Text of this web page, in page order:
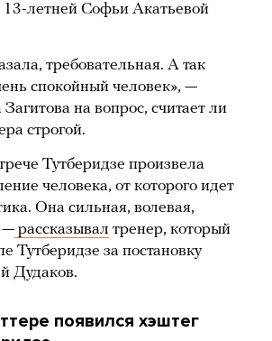
13-летней Софьи Акатьевой
требовательная. А так
спокойный человек», —
на вопрос, считает ли
строгой.
Тутберидзе произвела
человека, от которого идет
Она сильная, волевая,
— рассказывал тренер, который
Тутберидзе за постановку
Дудаков.
появился хэштег